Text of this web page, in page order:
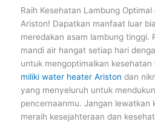
Raih Kesehatan Lambung
Ariston! Dapatkan manfaat luar
meredakan asam lambung tinggi.
mandi air hangat setiap hari
untuk mengoptimalkan kesehatan
miliki water heater Ariston dan
yang menyeluruh untuk
pencernaanmu. Jangan lewatkan
meraih kesejahteraan dan